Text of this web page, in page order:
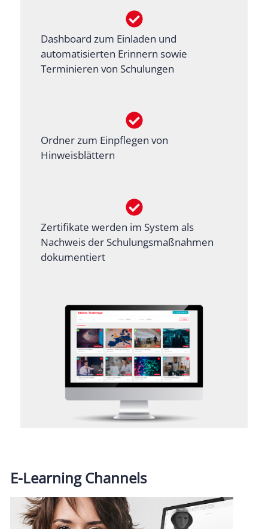
Dashboard zum Einladen und
automatisierten Erinnern sowie
Terminieren von Schulungen
Ordner zum Einpflegen von
Hinweisblättern
Zertifikate werden im System als
Nachweis der Schulungsmaßnahmen
dokumentiert
E-Learning Channels